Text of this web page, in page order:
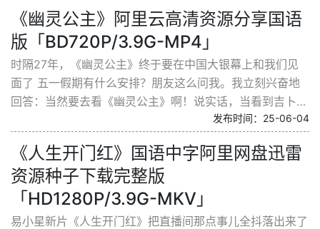
《幽灵公主》阿里云高清资源分享国语
版「BD720P/3.9G-MP4」
时隔27年，《幽灵公主》终于要在中国大银幕上和我们见
面了 五一假期有什么安排？朋友这么问我。我立刻兴奋地
回答：当然要去看《幽灵公主》啊！说实话，当看到吉卜力
工作室宣布这部经典动画要在内地院线上映时，我差点从...
发布时间：25-06-04
《人生开门红》国语中字阿里网盘迅雷
资源种子下载完整版
「HD1280P/3.9G-MKV」
易小星新片《人生开门红》把直播间那点事儿全抖落出来了